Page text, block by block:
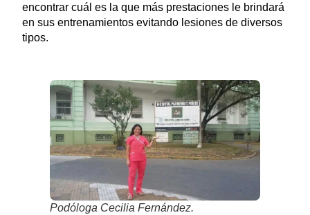
encontrar cuál es la que más prestaciones le brindará
en sus entrenamientos evitando lesiones de diversos
tipos.
Podóloga Cecilia Fernández.